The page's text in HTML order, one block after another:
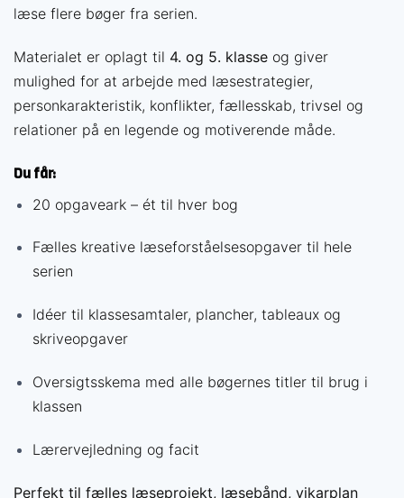
læse flere bøger fra serien.
Materialet er oplagt til 4. og 5. klasse og giver
mulighed for at arbejde med læsestrategier,
personkarakteristik, konflikter, fællesskab, trivsel og
relationer på en legende og motiverende måde.
Du får:
20 opgaveark – ét til hver bog
Fælles kreative læseforståelsesopgaver til hele
serien
Idéer til klassesamtaler, plancher, tableaux og
skriveopgaver
Oversigtsskema med alle bøgernes titler til brug i
klassen
Lærervejledning og facit
Perfekt til fælles læseprojekt, læsebånd, vikarplan
Få mere ud af din